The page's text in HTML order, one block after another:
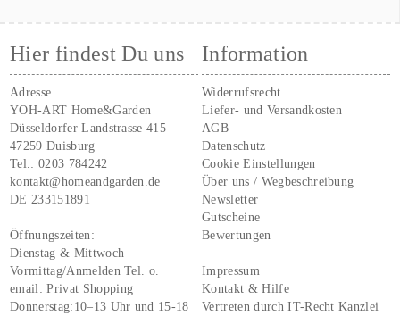
Hier findest Du uns
Adresse
YOH-ART Home&Garden
Düsseldorfer Landstrasse 415
47259 Duisburg
Tel.:0203 784242
kontakt@homeandgarden.de
DE 233151891
Öffnungszeiten:
Dienstag & Mittwoch
Vormittag/Anmelden Tel. o.
email:Privat Shopping
Donnerstag:10–13 Uhr und 15-18
Information
Widerrufsrecht
Liefer- und Versandkosten
AGB
Datenschutz
Cookie Einstellungen
Über uns / Wegbeschreibung
Newsletter
Gutscheine
Bewertungen
Impressum
Kontakt & Hilfe
Vertreten durch IT-Recht Kanzlei